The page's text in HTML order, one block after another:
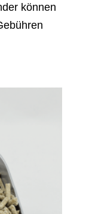
können